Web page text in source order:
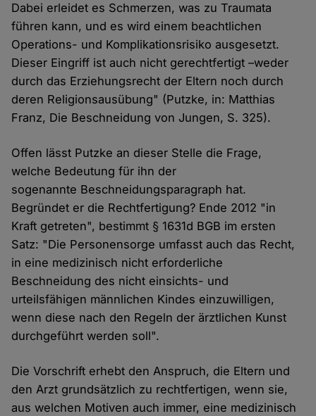
Dabei erleidet es Schmerzen, was zu Traumata
führen kann, und es wird einem beachtlichen
Operations- und Komplikationsrisiko ausgesetzt.
Dieser Eingriff ist auch nicht gerechtfertigt –weder
durch das Erziehungsrecht der Eltern noch durch
deren Religionsausübung" (Putzke, in: Matthias
Franz, Die Beschneidung von Jungen, S. 325).
Offen lässt Putzke an dieser Stelle die Frage,
welche Bedeutung für ihn der
sogenannte Beschneidungsparagraph hat.
Begründet er die Rechtfertigung? Ende 2012 "in
Kraft getreten", bestimmt § 1631d BGB im ersten
Satz: "Die Personensorge umfasst auch das Recht,
in eine medizinisch nicht erforderliche
Beschneidung des nicht einsichts- und
urteilsfähigen männlichen Kindes einzuwilligen,
wenn diese nach den Regeln der ärztlichen Kunst
durchgeführt werden soll".
Die Vorschrift erhebt den Anspruch, die Eltern und
den Arzt grundsätzlich zu rechtfertigen, wenn sie,
aus welchen Motiven auch immer, eine medizinisch